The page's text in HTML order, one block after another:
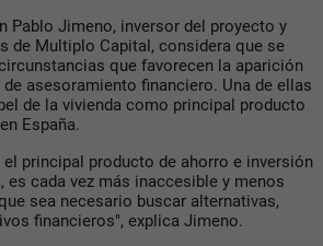
Pablo Jimeno, inversor del proyecto y
de Multiplo Capital, considera que se
que favorecen la aparición
asesoramiento financiero. Una de ellas
de la vivienda como principal producto
España.
el principal producto de ahorro e inversión
es cada vez más inaccesible y menos
sea necesario buscar alternativas,
financieros", explica Jimeno.